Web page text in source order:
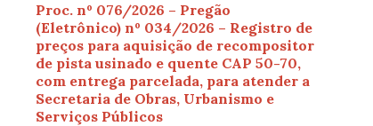
Proc. nº 076/2026 – Pregão
(Eletrônico) nº 034/2026 – Registro de
preços para aquisição de recompositor
de pista usinado e quente CAP 50-70,
com entrega parcelada, para atender a
Secretaria de Obras, Urbanismo e
Serviços Públicos